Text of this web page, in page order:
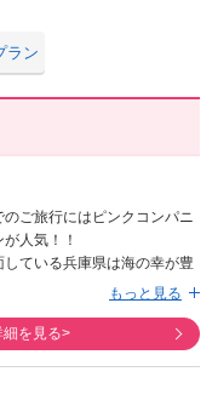
ラン
ご旅行にはピンクコンパニ
人気！！
ている兵庫県は海の幸が豊
恵を得られる淡路島での宿泊
からのお客様から多数のご利
しては近い部類に当たるの
もっと見る
細を見る>